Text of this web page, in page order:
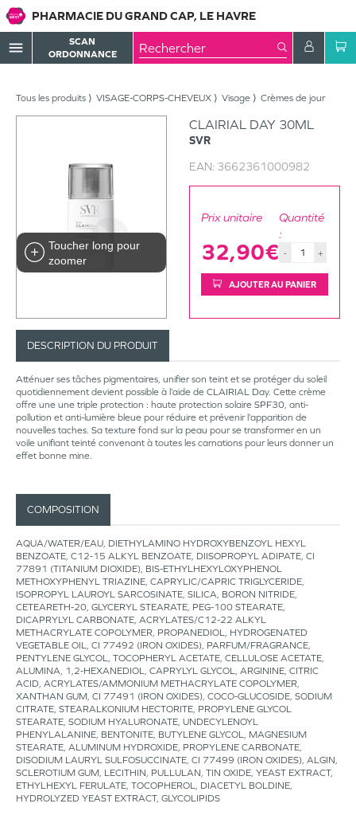
PHARMACIE DU GRAND CAP, LE HAVRE
menu
SCAN
ORDONNANCE
Tous les produits VISAGE-CORPS-CHEVEUX Visage Crèmes de jour
Toucher long pour
zoomer
CLAIRIAL DAY 30ML
SVR
EAN: 3662361000982
Prix unitaire
32,90€
Quantité
:
- +
AJOUTER AU PANIER
DESCRIPTION DU PRODUIT
Atténuer ses tâches pigmentaires, unifier son teint et se protéger du soleil
quotidiennement devient possible à l’aide de CLAIRIAL Day. Cette crème
offre une une triple protection : haute protection solaire SPF30, anti-
pollution et anti-lumière bleue pour réduire et prévenir l’apparition de
nouvelles taches. Sa texture fond sur la peau pour se transformer en un
voile unifiant teinté convenant à toutes les carnations pour leurs donner un
effet bonne mine.
COMPOSITION
AQUA/WATER/EAU, DIETHYLAMINO HYDROXYBENZOYL HEXYL
BENZOATE, C12-15 ALKYL BENZOATE, DIISOPROPYL ADIPATE, CI
77891 (TITANIUM DIOXIDE), BIS-ETHYLHEXYLOXYPHENOL
METHOXYPHENYL TRIAZINE, CAPRYLIC/CAPRIC TRIGLYCERIDE,
ISOPROPYL LAUROYL SARCOSINATE, SILICA, BORON NITRIDE,
CETEARETH-20, GLYCERYL STEARATE, PEG-100 STEARATE,
DICAPRYLYL CARBONATE, ACRYLATES/C12-22 ALKYL
METHACRYLATE COPOLYMER, PROPANEDIOL, HYDROGENATED
VEGETABLE OIL, CI 77492 (IRON OXIDES), PARFUM/FRAGRANCE,
PENTYLENE GLYCOL, TOCOPHERYL ACETATE, CELLULOSE ACETATE,
ALUMINA, 1,2-HEXANEDIOL, CAPRYLYL GLYCOL, ARGININE, CITRIC
ACID, ACRYLATES/AMMONIUM METHACRYLATE COPOLYMER,
XANTHAN GUM, CI 77491 (IRON OXIDES), COCO-GLUCOSIDE, SODIUM
CITRATE, STEARALKONIUM HECTORITE, PROPYLENE GLYCOL
STEARATE, SODIUM HYALURONATE, UNDECYLENOYL
PHENYLALANINE, BENTONITE, BUTYLENE GLYCOL, MAGNESIUM
STEARATE, ALUMINUM HYDROXIDE, PROPYLENE CARBONATE,
DISODIUM LAURYL SULFOSUCCINATE, CI 77499 (IRON OXIDES), ALGIN,
SCLEROTIUM GUM, LECITHIN, PULLULAN, TIN OXIDE, YEAST EXTRACT,
ETHYLHEXYL FERULATE, TOCOPHEROL, DIACETYL BOLDINE,
HYDROLYZED YEAST EXTRACT, GLYCOLIPIDS